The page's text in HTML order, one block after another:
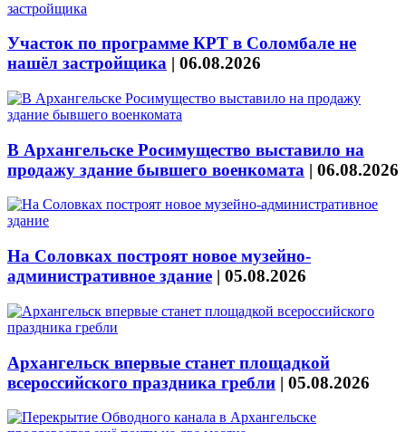
Участок по программе КРТ в Соломбале не
нашёл застройщика | 06.08.2026
В Архангельске Росимущество выставило на
продажу здание бывшего военкомата | 06.08.2026
На Соловках построят новое музейно-
административное здание | 05.08.2026
Архангельск впервые станет площадкой
всероссийского праздника гребли | 05.08.2026